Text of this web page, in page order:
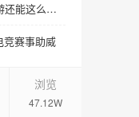
《航海王热血航线》试玩测评，漫改手游还能这么香？
竞赛事助威
浏览
47.12W